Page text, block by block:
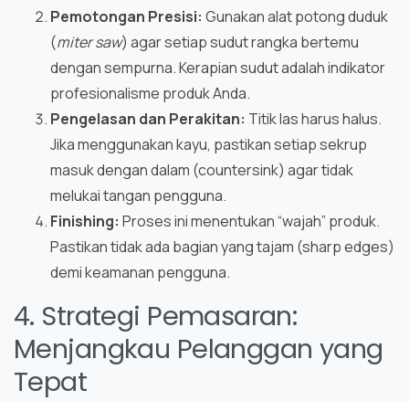
Pemotongan Presisi: Gunakan alat potong duduk
(miter saw) agar setiap sudut rangka bertemu
dengan sempurna. Kerapian sudut adalah indikator
profesionalisme produk Anda.
Pengelasan dan Perakitan: Titik las harus halus.
Jika menggunakan kayu, pastikan setiap sekrup
masuk dengan dalam (countersink) agar tidak
melukai tangan pengguna.
Finishing: Proses ini menentukan “wajah” produk.
Pastikan tidak ada bagian yang tajam (sharp edges)
demi keamanan pengguna.
4. Strategi Pemasaran:
Menjangkau Pelanggan yang
Tepat